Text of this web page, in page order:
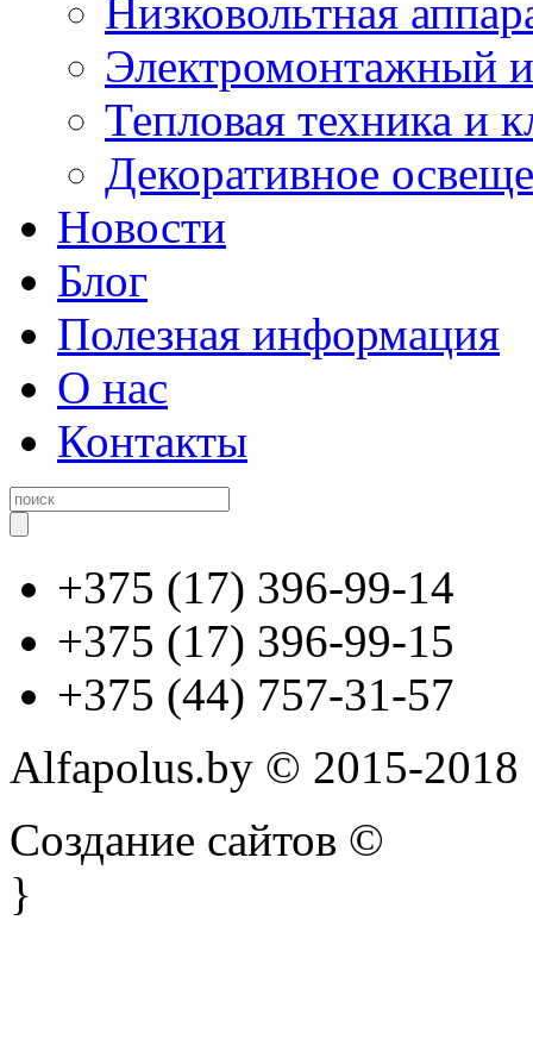
Низковольтная
Электромонтажный
Тепловая техника и
Декоративное
Новости
Блог
Полезная информация
О нас
Контакты
+375 (17) 396-99-14
+375 (17) 396-99-15
+375 (44) 757-31-57
Alfapolus.by © 2015-2018
Создание сайтов ©
}